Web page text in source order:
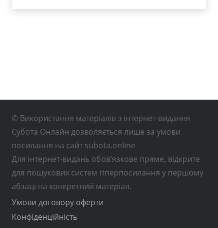
© Використання матеріалів з інтернет-видання
Субота Онлайн дозволяється лише за умови
посилання на сайт subota.online
Для інтернет-видань обов’язкове пряме, відкрите
для пошукових систем гіперпосилання у першому
абзаці на конкретний матеріал.
Умови договору оферти
Конфіденційність